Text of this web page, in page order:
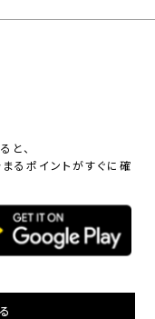
と、
るポイントがすぐに確